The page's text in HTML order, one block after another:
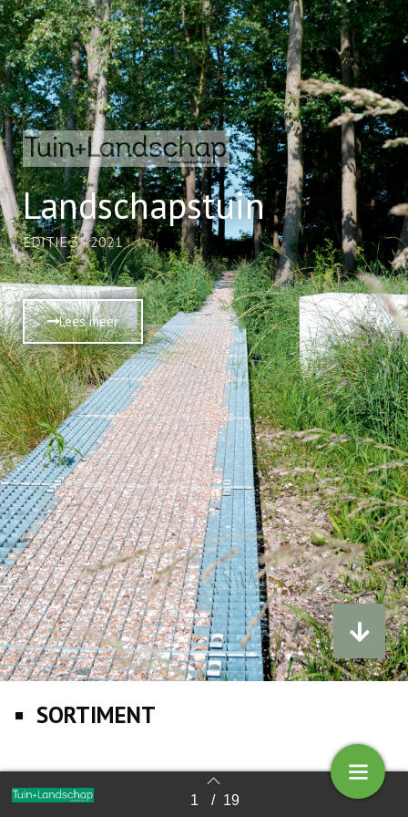
Terug naar overzicht 1 / 19
Landschapstuin
EDITIE 3 - 2021
Lees meer
SORTIMENT